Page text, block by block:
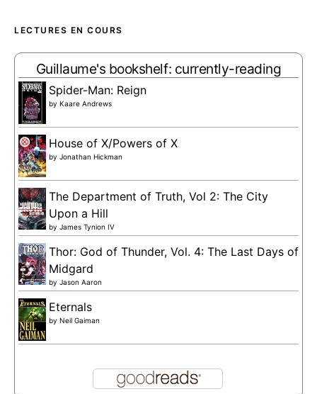
LECTURES EN COURS
Guillaume's bookshelf: currently-reading
Spider-Man: Reign
by Kaare Andrews
House of X/Powers of X
by Jonathan Hickman
The Department of Truth, Vol 2: The City
Upon a Hill
by James Tynion IV
Thor: God of Thunder, Vol. 4: The Last Days of
Midgard
by Jason Aaron
Eternals
by Neil Gaiman